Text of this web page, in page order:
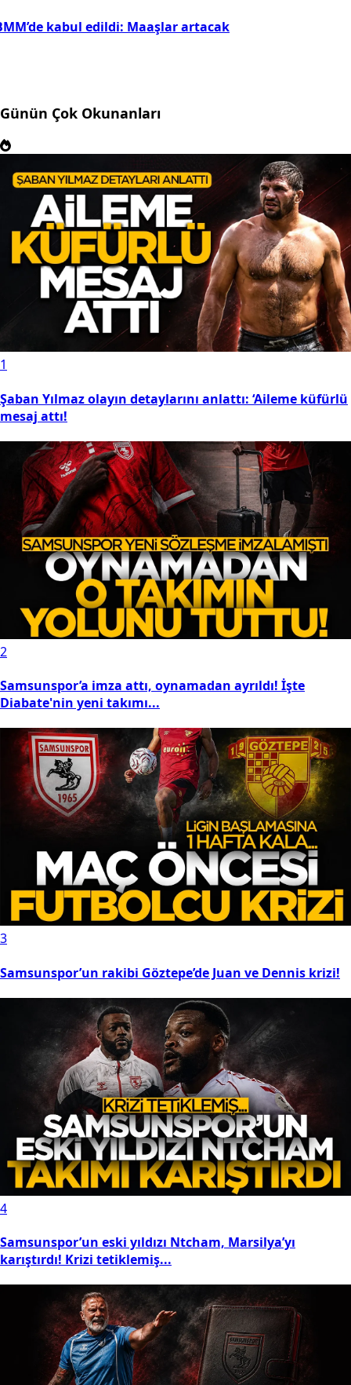
kabul edildi: Maaşlar artacak
Günün Çok Okunanları
1
Şaban Yılmaz olayın detaylarını anlattı: ‘Aileme küfürlü
mesaj attı!
2
Samsunspor’a imza attı, oynamadan ayrıldı! İşte
Diabate'nin yeni takımı...
3
Samsunspor’un rakibi Göztepe’de Juan ve Dennis krizi!
4
Samsunspor’un eski yıldızı Ntcham, Marsilya’yı
karıştırdı! Krizi tetiklemiş...